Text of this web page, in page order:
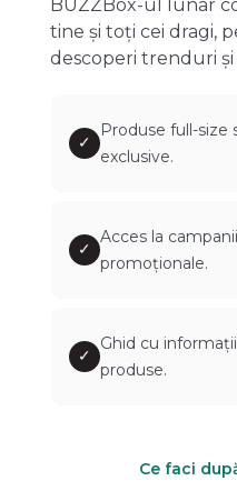
BUZZBox-ul lunar
tine și toți cei dragi,
descoperi trenduri și
✓
Produse full-size
exclusive.
✓
Acces la
promoționale.
✓
Ghid cu
produse.
Ce faci